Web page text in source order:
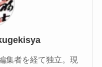
集者を経て独立。現